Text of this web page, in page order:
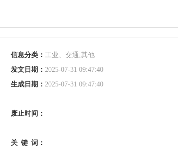
信息分类： 工业、交通,其他
发文日期： 2025-07-31 09:47:40
生成日期： 2025-07-31 09:47:40
废止时间：
关 键 词：